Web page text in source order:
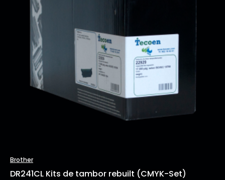
Brother
DR241CL Kits de tambor rebuilt (CMYK-Set)